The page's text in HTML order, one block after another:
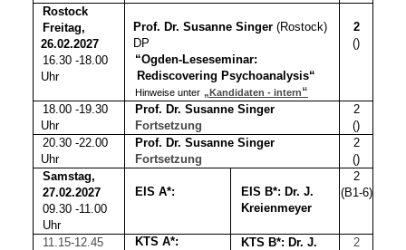
Rostock
Freitag,
26.02.2027
16.30 -18.00
Uhr
Prof. Dr. Susanne Singer (Rostock)
DP
“Ogden-Leseseminar:
Rediscovering Psychoanalysis“
Hinweise unter „Kandidaten - intern“
2
()
18.00 -19.30
Uhr
Prof. Dr. Susanne Singer
Fortsetzung
2
()
20.30 -22.00
Uhr
Prof. Dr. Susanne Singer
Fortsetzung
2
()
Samstag,
27.02.2027
09.30 -11.00
Uhr
EIS A*:
EIS B*: Dr. J.
Kreienmeyer
2
(B1-6)
11.15-12.45
KTS A*:
KTS B*: Dr. J.
2